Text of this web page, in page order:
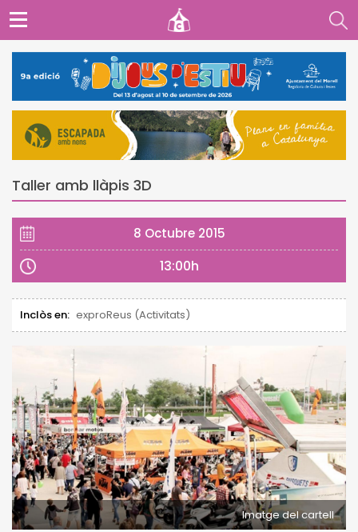
Taller amb llàpis 3D
8 Octubre 2015
13:00h
Inclòs en: exproReus (Activitats)
Imatge del cartell